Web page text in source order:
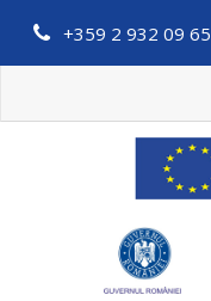
+359 2 932 09 65